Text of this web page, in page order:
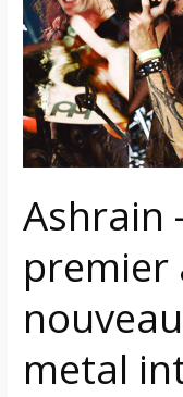
Ashrain
premier
metal
le
premier
album
du
nouveau
groupe
power
metal
international